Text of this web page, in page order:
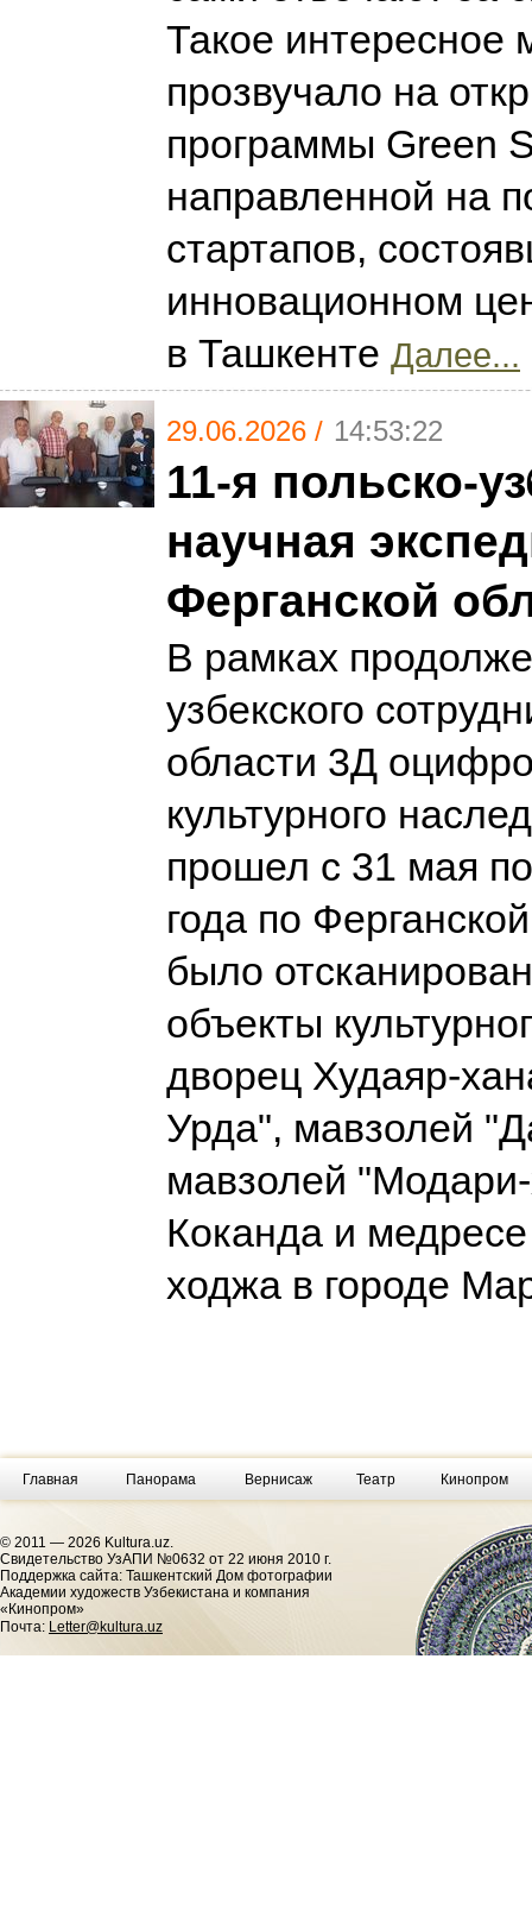
Такое интересное
прозвучало на
программы Green
направленной на
стартапов,
инновационном
в Ташкенте Далее...
29.06.2026 / 14:53:22
11-я польско-
научная
Ферганской
В рамках
узбекского
области 3Д
культурного
прошел с 31 мая
года по
было
объекты
дворец Худаяр-
Урда", мавзолей
мавзолей
Коканда и
ходжа в городе
Главная Панорама Вернисаж Театр Кинопром
© 2011 — 2026 Kultura.uz.
Cвидетельство УзАПИ №0632 от 22 июня 2010 г.
Поддержка сайта: Ташкентский Дом фотографии
Академии художеств Узбекистана и компания
«Кинопром»
Почта: Letter@kultura.uz